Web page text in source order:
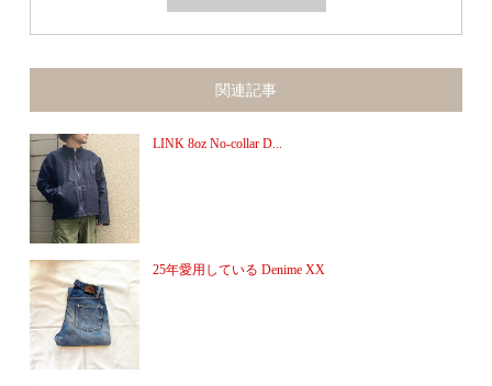
関連記事
LINK 8oz No-collar D...
25年愛用している Denime XX